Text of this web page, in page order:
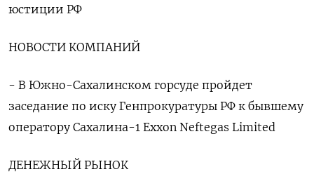
юстиции РФ
НОВОСТИ КОМПАНИЙ
- В Южно-Сахалинском горсуде пройдет
заседание по иску Генпрокуратуры РФ к бывшему
оператору Сахалина-1 Exxon Neftegas Limited
ДЕНЕЖНЫЙ РЫНОК